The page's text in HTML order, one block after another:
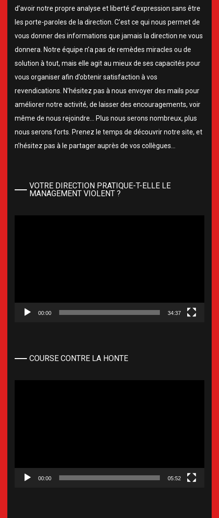
d’avoir notre propre analyse et liberté d’expression sans être
les porte-paroles de la direction. C’est ce qui nous permet de
vous donner des informations que jamais la direction ne vous
donnera. Notre équipe n’a pas de remèdes miracles ou de
solution à tout, mais elle agit au mieux de ses capacités pour
vous organiser afin d’obtenir satisfaction à vos
revendications. N’hésitez pas à nous envoyer des mails pour
améliorer notre activité, de laisser des encouragements, voir
même de nous rejoindre… Plus nous serons nombreux, plus
nous serons forts. Prenez le temps de découvrir notre site, et
n’hésitez pas à le partager auprès de vos collègues…
VOTRE DIRECTION PRATIQUE-T-ELLE LE
MANAGEMENT VIOLENT ?
00:00 34:37
COURSE CONTRE LA HONTE
00:00 05:52